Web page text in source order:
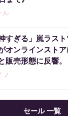
ル
神すぎる」嵐ラス
オンラインスト
販売形態に反響。
フ
セール 一覧